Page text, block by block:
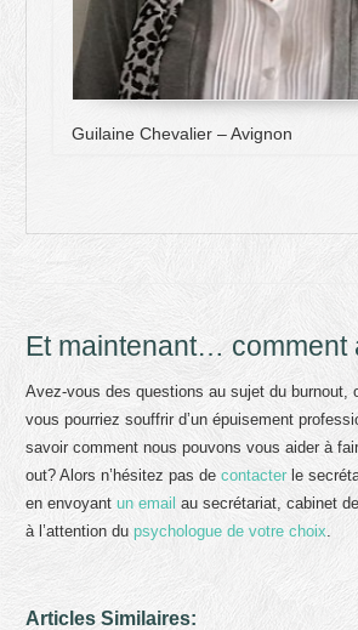
Guilaine Chevalier – Avignon
Et maintenant… comment
Avez-vous des questions au sujet du burnout,
vous pourriez souffrir d’un épuisement
savoir comment nous pouvons vous aider à
out? Alors n’hésitez pas decontacterle
en envoyantun email au secrétariat, cabinet
à l’attention dupsychologue de votre choix
Articles Similaires: